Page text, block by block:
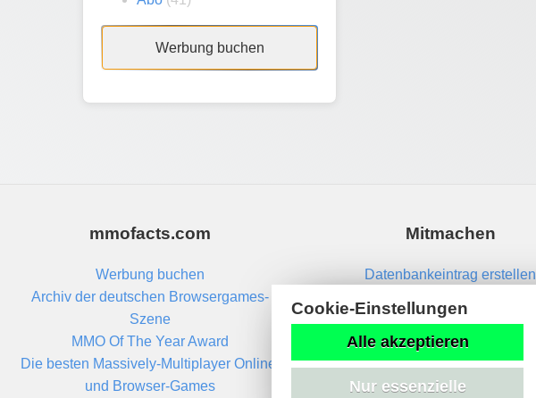
Werbung buchen
mmofacts.com
Werbung buchen
Archiv der deutschen Browsergames-
Szene
MMO Of The Year Award
Die besten Massively-Multiplayer Online-
und Browser-Games
Mitmachen
Datenbankeintrag erstellen
Cookie-Einstellungen
Alle akzeptieren
Nur essenzielle